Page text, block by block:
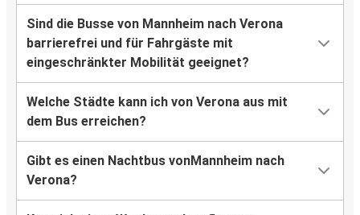
Sind die Busse von Mannheim nach Verona
barrierefrei und für Fahrgäste mit
eingeschränkter Mobilität geeignet?
Welche Städte kann ich von Verona aus mit
dem Bus erreichen?
Gibt es einen Nachtbus vonMannheim nach
Verona?